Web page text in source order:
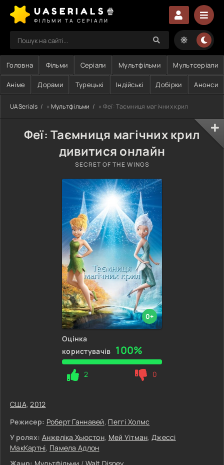
UASERIALS🍿
ФІЛЬМИ ТА СЕРІАЛИ
Головна Фільми Серіали Мультфільми Мультсеріали
Аніме Дорами Турецькі Індійські Добірки Анонси
UASerials » Мультфільми » Феї: Таємниця магічних крил
Феї: Таємниця магічних крил
дивитися онлайн
SECRET OF THE WINGS
0+
Оцінка
користувачів 100%
2 0
США,2012
Режисер: Роберт Ганнавей, Пеггі Холмс
У ролях: Анжеліка Хьюстон, Мей Уітман, Джессі
МакКартні, Памела Адлон